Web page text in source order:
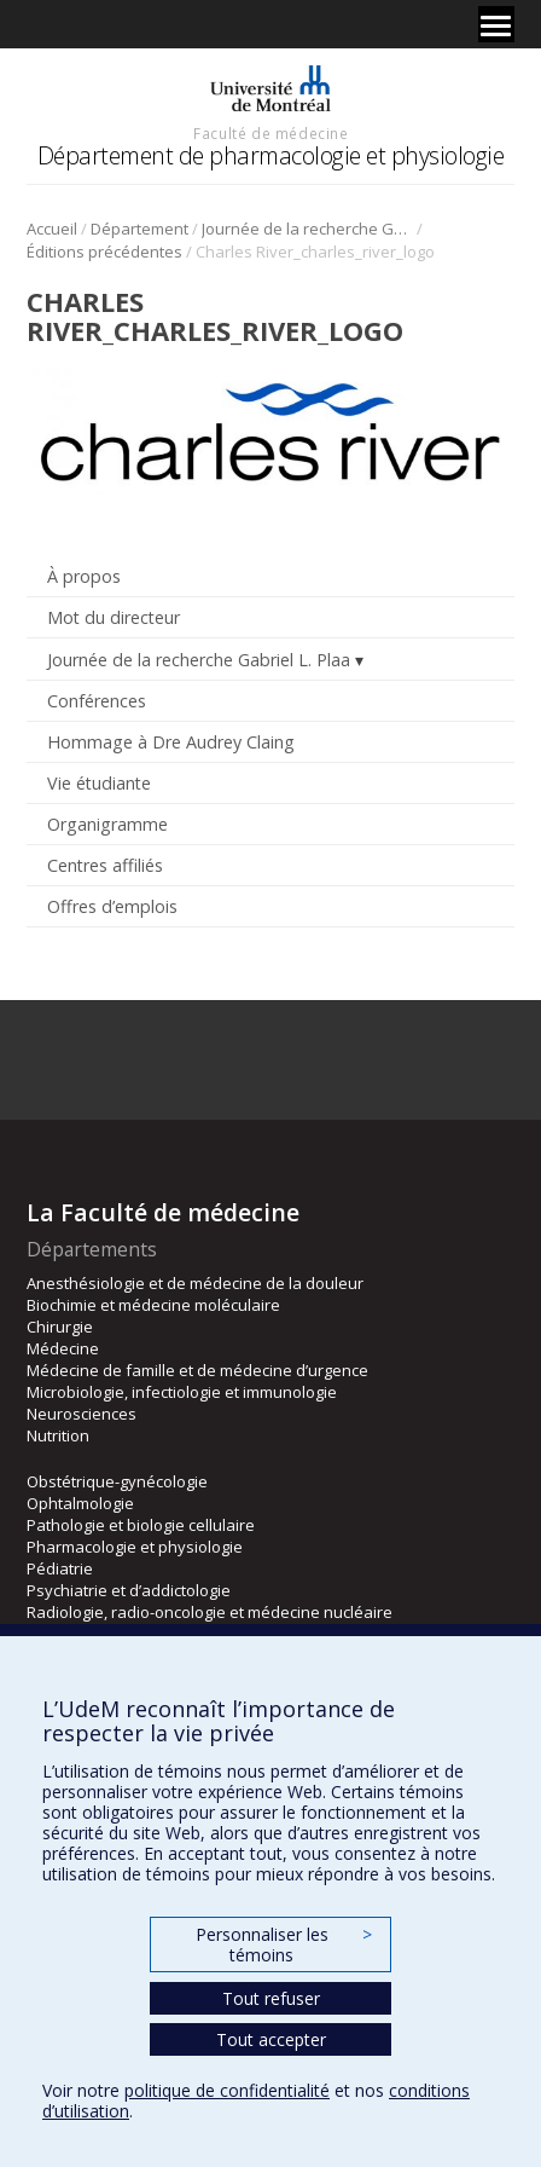
Faculté de médecine
Département de pharmacologie et physiologie
Accueil / Département/ Journée de la recherche Gabriel L. Plaa /
Éditions précédentes / Charles River_charles_river_logo
À propos
Mot du directeur
Journée de la recherche Gabriel L. Plaa
Conférences
Hommage à Dre Audrey Claing
Vie étudiante
Organigramme
Centres affiliés
Offres d’emplois
CHARLES
RIVER_CHARLES_RIVER_LOGO
La Faculté de médecine
Départements
Anesthésiologie et de médecine de la douleur
Biochimie et médecine moléculaire
Chirurgie
Médecine
Médecine de famille et de médecine d’urgence
Microbiologie, infectiologie et immunologie
Neurosciences
Nutrition
Obstétrique-gynécologie
Ophtalmologie
Pathologie et biologie cellulaire
Pharmacologie et physiologie
Pédiatrie
Psychiatrie et d’addictologie
Radiologie, radio-oncologie et médecine nucléaire
Kinésiologie et des sciences de l’activité physique
Orthophonie et audiologie
Réadaptation
Directions
DPC
CPASS
L’UdeM reconnaît l’importance de
respecter la vie privée
L’utilisation de témoins nous permet d’améliorer et de
personnaliser votre expérience Web. Certains témoins
sont obligatoires pour assurer le fonctionnement et la
sécurité du site Web, alors que d’autres enregistrent vos
préférences. En acceptant tout, vous consentez à notre
utilisation de témoins pour mieux répondre à vos besoins.
Personnaliser les
témoins
>
Tout refuser
Tout accepter
Voir notre politique de confidentialité et nos conditions
d’utilisation.